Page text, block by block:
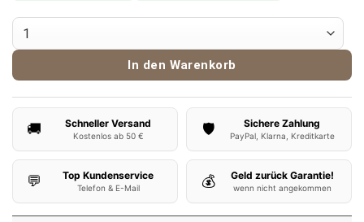
Flerbar Liquid Sparkling Cherry Menge
In den Warenkorb
🚚 Schneller Versand
Kostenlos ab 50 € 🛡️ Sichere Zahlung
PayPal, Klarna, Kreditkarte
💬 Top Kundenservice
Telefon & E-Mail 💰 Geld zurück Garantie!
wenn nicht angekommen